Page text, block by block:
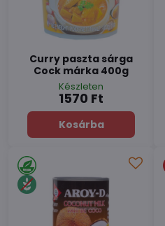
Curry paszta sárga
Cock márka 400g
Készleten
1570 Ft
Kosárba